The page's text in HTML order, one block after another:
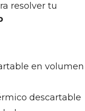
resolver tu
en volumen
descartable